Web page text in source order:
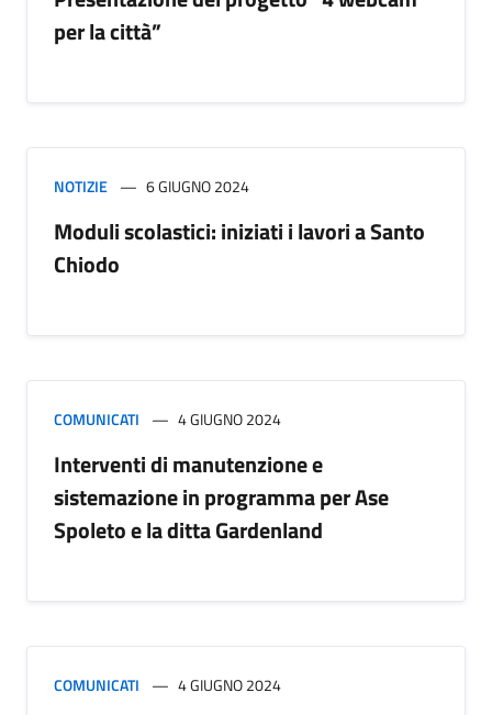
per la città”
NOTIZIE 6 GIUGNO 2024
Moduli scolastici: iniziati i lavori a Santo
Chiodo
COMUNICATI 4 GIUGNO 2024
Interventi di manutenzione e
sistemazione in programma per Ase
Spoleto e la ditta Gardenland
COMUNICATI 4 GIUGNO 2024